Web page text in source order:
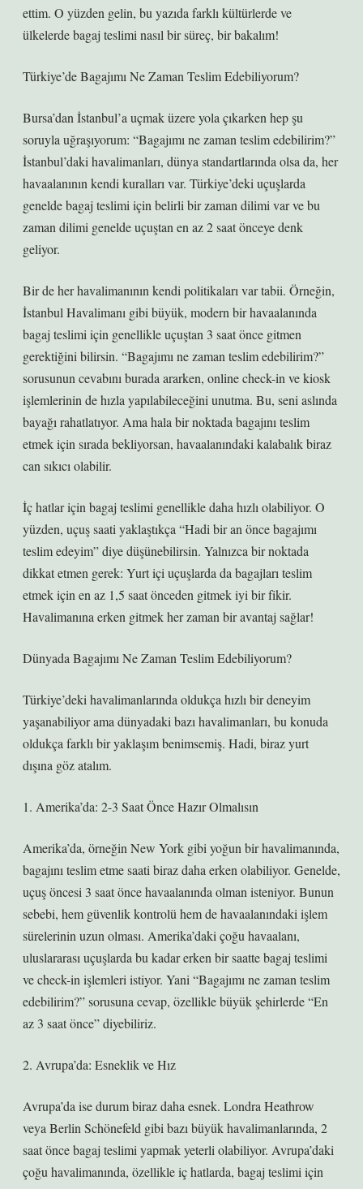
ettim. O yüzden gelin, bu yazıda farklı kültürlerde ve
ülkelerde bagaj teslimi nasıl bir süreç, bir bakalım!
Türkiye’de Bagajımı Ne Zaman Teslim Edebiliyorum?
Bursa’dan İstanbul’a uçmak üzere yola çıkarken hep şu
soruyla uğraşıyorum: “Bagajımı ne zaman teslim edebilirim?”
İstanbul’daki havalimanları, dünya standartlarında olsa da, her
havaalanının kendi kuralları var. Türkiye’deki uçuşlarda
genelde bagaj teslimi için belirli bir zaman dilimi var ve bu
zaman dilimi genelde uçuştan en az 2 saat önceye denk
geliyor.
Bir de her havalimanının kendi politikaları var tabii. Örneğin,
İstanbul Havalimanı gibi büyük, modern bir havaalanında
bagaj teslimi için genellikle uçuştan 3 saat önce gitmen
gerektiğini bilirsin. “Bagajımı ne zaman teslim edebilirim?”
sorusunun cevabını burada ararken, online check-in ve kiosk
işlemlerinin de hızla yapılabileceğini unutma. Bu, seni aslında
bayağı rahatlatıyor. Ama hala bir noktada bagajını teslim
etmek için sırada bekliyorsan, havaalanındaki kalabalık biraz
can sıkıcı olabilir.
İç hatlar için bagaj teslimi genellikle daha hızlı olabiliyor. O
yüzden, uçuş saati yaklaştıkça “Hadi bir an önce bagajımı
teslim edeyim” diye düşünebilirsin. Yalnızca bir noktada
dikkat etmen gerek: Yurt içi uçuşlarda da bagajları teslim
etmek için en az 1,5 saat önceden gitmek iyi bir fikir.
Havalimanına erken gitmek her zaman bir avantaj sağlar!
Dünyada Bagajımı Ne Zaman Teslim Edebiliyorum?
Türkiye’deki havalimanlarında oldukça hızlı bir deneyim
yaşanabiliyor ama dünyadaki bazı havalimanları, bu konuda
oldukça farklı bir yaklaşım benimsemiş. Hadi, biraz yurt
dışına göz atalım.
1. Amerika’da: 2-3 Saat Önce Hazır Olmalısın
Amerika’da, örneğin New York gibi yoğun bir havalimanında,
bagajını teslim etme saati biraz daha erken olabiliyor. Genelde,
uçuş öncesi 3 saat önce havaalanında olman isteniyor. Bunun
sebebi, hem güvenlik kontrolü hem de havaalanındaki işlem
sürelerinin uzun olması. Amerika’daki çoğu havaalanı,
uluslararası uçuşlarda bu kadar erken bir saatte bagaj teslimi
ve check-in işlemleri istiyor. Yani “Bagajımı ne zaman teslim
edebilirim?” sorusuna cevap, özellikle büyük şehirlerde “En
az 3 saat önce” diyebiliriz.
2. Avrupa’da: Esneklik ve Hız
Avrupa’da ise durum biraz daha esnek. Londra Heathrow
veya Berlin Schönefeld gibi bazı büyük havalimanlarında, 2
saat önce bagaj teslimi yapmak yeterli olabiliyor. Avrupa’daki
çoğu havalimanında, özellikle iç hatlarda, bagaj teslimi için